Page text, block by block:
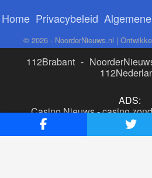
Home Privacybeleid
© 2026 - NoorderNieuws.nl |
112Brabant -
ADS:
Casino Nieuws-casino
buitenlandse site
beste